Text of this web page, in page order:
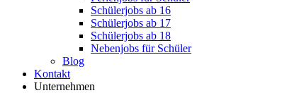
Schülerjobs ab 16
Schülerjobs ab 17
Schülerjobs ab 18
Nebenjobs für Schüler
Blog
Kontakt
Unternehmen